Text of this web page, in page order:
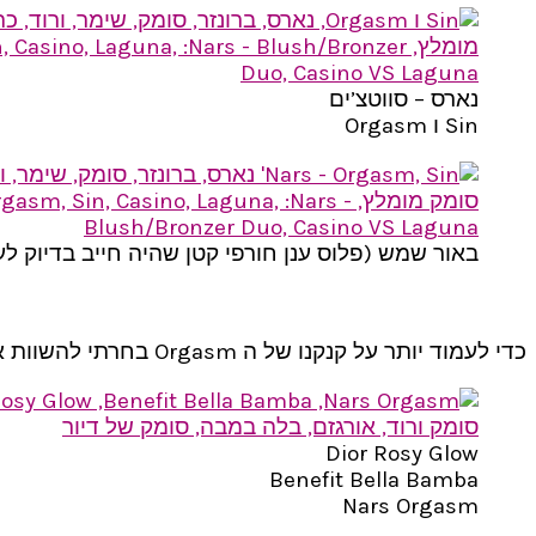
נארס – סווטצ’ים
Sin ו Orgasm
באור שמש (פלוס ענן חורפי קטן שהיה חייב בדיוק
כדי לעמוד יותר על קנקנו של ה Orgasm בחרתי להשוות אותו עם שני סמקים ורודים אחרים שסקרתי כאן בעבר:
Dior Rosy Glow
Benefit Bella Bamba
Nars Orgasm